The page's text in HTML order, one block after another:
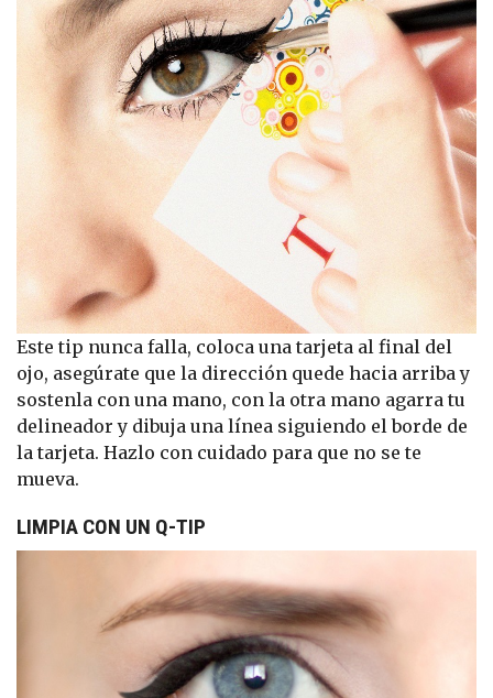
Este tip nunca falla, coloca una tarjeta al final del
ojo, asegúrate que la dirección quede hacia arriba y
sostenla con una mano, con la otra mano agarra tu
delineador y dibuja una línea siguiendo el borde de
la tarjeta. Hazlo con cuidado para que no se te
mueva.
LIMPIA CON UN Q-TIP